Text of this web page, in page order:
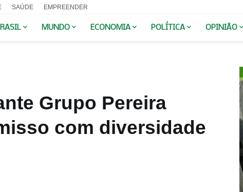
SAÚDE EMPREENDER
MUNDO ECONOMIA POLÍTICA OPINIÃO
Grupo Pereira
com diversidade